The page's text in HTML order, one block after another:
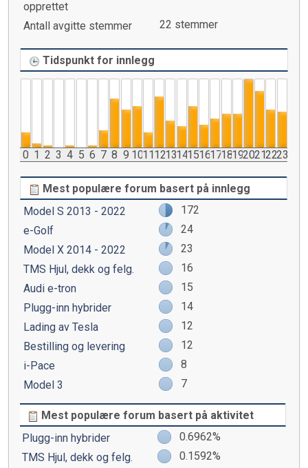
opprettet
Antall avgitte stemmer 22 stemmer
Tidspunkt for innlegg
0 1 2 3 4 5 6 7 8 9 1011121314151617181920212223
Mest populære forum basert på innlegg
Model S 2013 - 2022
172
e-Golf
24
Model X 2014 - 2022
23
TMS Hjul, dekk og felg.
16
Audi e-tron
15
Plugg-inn hybrider
14
Lading av Tesla
12
Bestilling og levering
12
i-Pace
8
Model 3
7
Mest populære forum basert på aktivitet
Plugg-inn hybrider
0.6962%
TMS Hjul, dekk og felg.
0.1592%